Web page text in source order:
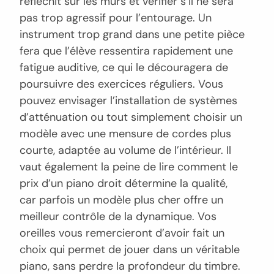
pas trop agressif pour l’entourage. Un
instrument trop grand dans une petite pièce
fera que l’élève ressentira rapidement une
fatigue auditive, ce qui le découragera de
poursuivre des exercices réguliers. Vous
pouvez envisager l’installation de systèmes
d’atténuation ou tout simplement choisir un
modèle avec une mensure de cordes plus
courte, adaptée au volume de l’intérieur. Il
vaut également la peine de lire comment le
prix d’un piano droit détermine la qualité,
car parfois un modèle plus cher offre un
meilleur contrôle de la dynamique. Vos
oreilles vous remercieront d’avoir fait un
choix qui permet de jouer dans un véritable
piano, sans perdre la profondeur du timbre.